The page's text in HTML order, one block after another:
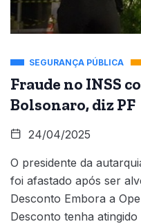
SEGURANÇA PÚBLICA
Fraude no INSS
Bolsonaro, diz PF
24/04/2025
O presidente da
foi afastado após ser
Desconto Embora a
Desconto tenha atingido